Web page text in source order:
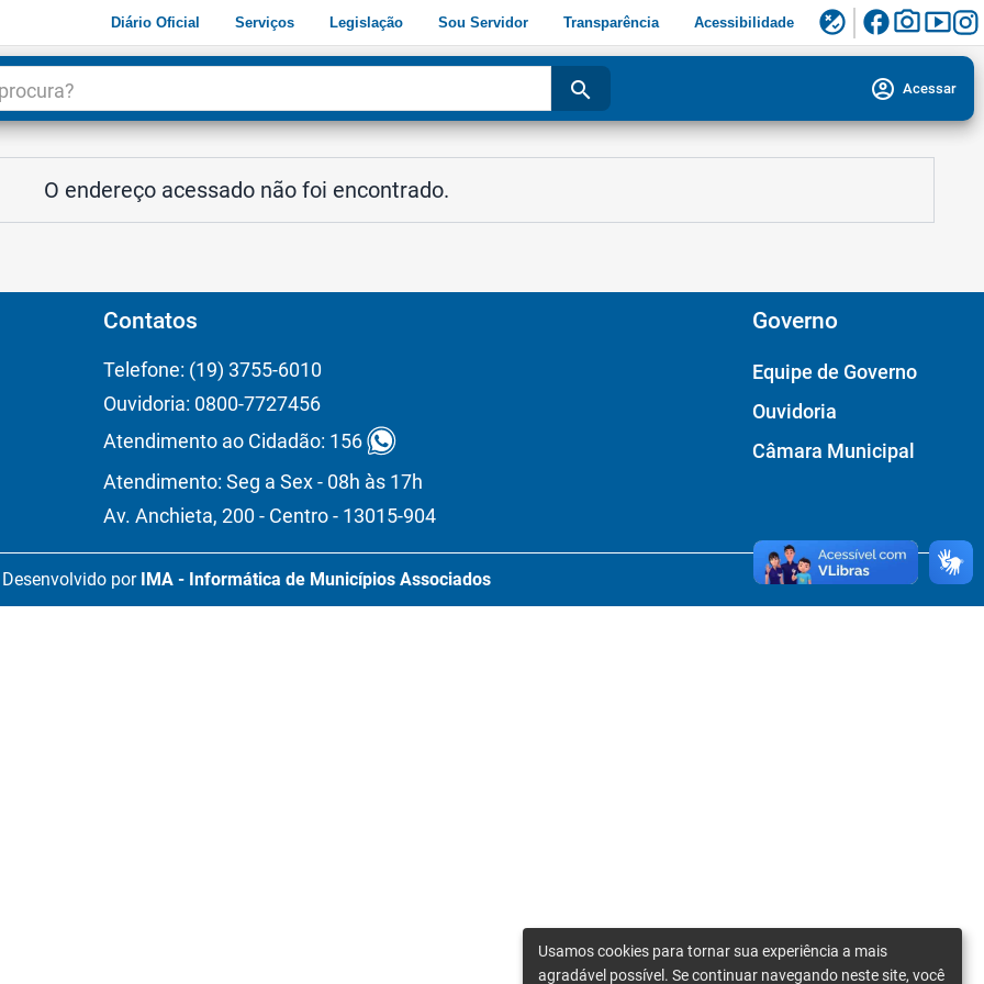
Diário Oficial Serviços Legislação Sou Servidor Transparência Acessibilidade flaky facebookphoto_camerasmart_display
search account_circle Acessar
O endereço acessado não foi encontrado.
Contatos
Telefone: (19) 3755-6010
Ouvidoria: 0800-7727456
Atendimento ao Cidadão: 156
Atendimento: Seg a Sex - 08h às 17h
Av. Anchieta, 200 - Centro - 13015-904
Governo
Equipe de Governo
Ouvidoria
Câmara Municipal
Desenvolvido por IMA - Informática de Municípios Associados
Usamos cookies para tornar sua experiência a mais
agradável possível. Se continuar navegando neste site, você